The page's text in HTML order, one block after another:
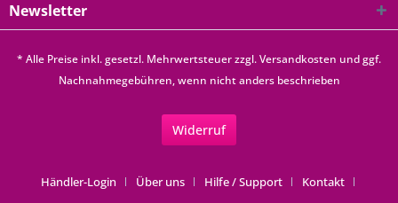
Newsletter
* Alle Preise inkl. gesetzl. Mehrwertsteuer zzgl.Versandkosten und ggf.
Nachnahmegebühren, wenn nicht anders beschrieben
Widerruf
Händler-Login Über uns Hilfe / Support
Kontakt